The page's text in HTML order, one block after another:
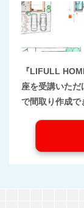
『LIFULL
座を受講いた
で間取り作成で